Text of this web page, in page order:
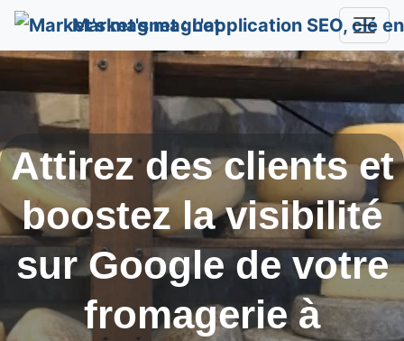
Market's magnet
Attirez des clients et
boostez la visibilité
sur Google de votre
fromagerie à